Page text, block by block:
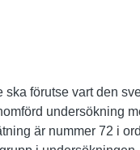
ska förutse vart den
undersökning
är nummer 72 i